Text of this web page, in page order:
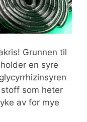
Grunnen til
en syre
som heter
av for mye